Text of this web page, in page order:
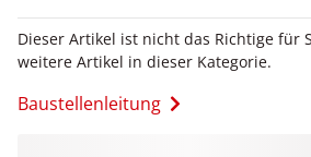
Dieser Artikel ist nicht das Richtige für
weitere Artikel in dieser Kategorie.
Baustellenleitung